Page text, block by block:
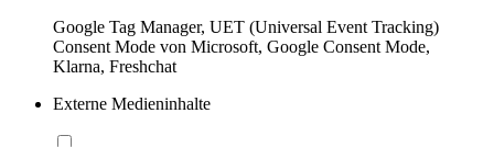
Google Tag Manager, UET (Universal Event Tracking)
Consent Mode von Microsoft, Google Consent Mode,
Klarna, Freshchat
Externe Medieninhalte